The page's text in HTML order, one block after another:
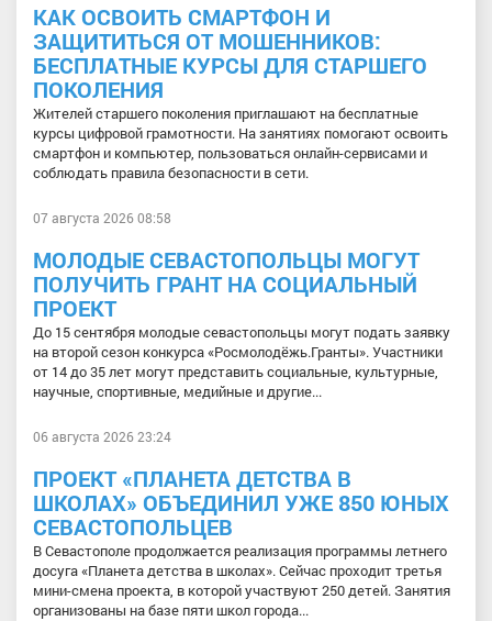
КАК ОСВОИТЬ СМАРТФОН И
ЗАЩИТИТЬСЯ ОТ МОШЕННИКОВ:
БЕСПЛАТНЫЕ КУРСЫ ДЛЯ СТАРШЕГО
ПОКОЛЕНИЯ
Жителей старшего поколения приглашают на бесплатные
курсы цифровой грамотности. На занятиях помогают освоить
смартфон и компьютер, пользоваться онлайн-сервисами и
соблюдать правила безопасности в сети.
07 августа 2026 08:58
МОЛОДЫЕ СЕВАСТОПОЛЬЦЫ МОГУТ
ПОЛУЧИТЬ ГРАНТ НА СОЦИАЛЬНЫЙ
ПРОЕКТ
До 15 сентября молодые севастопольцы могут подать заявку
на второй сезон конкурса «Росмолодёжь.Гранты». Участники
от 14 до 35 лет могут представить социальные, культурные,
научные, спортивные, медийные и другие...
06 августа 2026 23:24
ПРОЕКТ «ПЛАНЕТА ДЕТСТВА В
ШКОЛАХ» ОБЪЕДИНИЛ УЖЕ 850 ЮНЫХ
СЕВАСТОПОЛЬЦЕВ
В Севастополе продолжается реализация программы летнего
досуга «Планета детства в школах». Сейчас проходит третья
мини-смена проекта, в которой участвуют 250 детей. Занятия
организованы на базе пяти школ города...